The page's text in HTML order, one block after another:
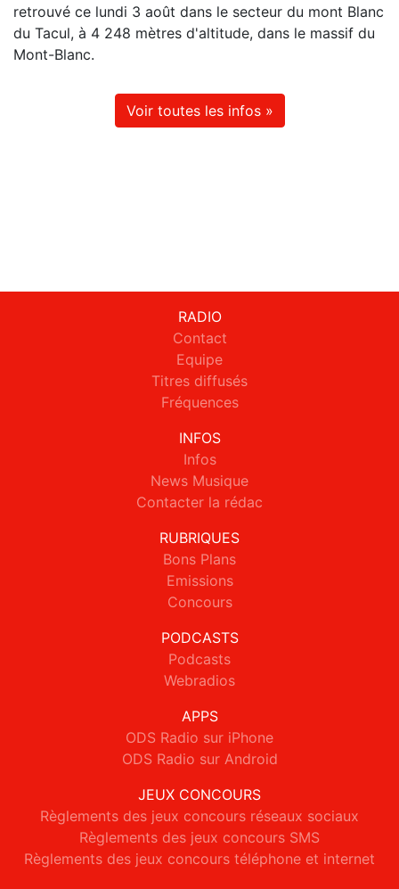
retrouvé ce lundi 3 août dans le secteur du mont Blanc
du Tacul, à 4 248 mètres d'altitude, dans le massif du
Mont-Blanc.
Voir toutes les infos »
RADIO
Contact
Equipe
Titres diffusés
Fréquences
INFOS
Infos
News Musique
Contacter la rédac
RUBRIQUES
Bons Plans
Emissions
Concours
PODCASTS
Podcasts
Webradios
APPS
ODS Radio sur iPhone
ODS Radio sur Android
JEUX CONCOURS
Règlements des jeux concours réseaux sociaux
Règlements des jeux concours SMS
Règlements des jeux concours téléphone et internet